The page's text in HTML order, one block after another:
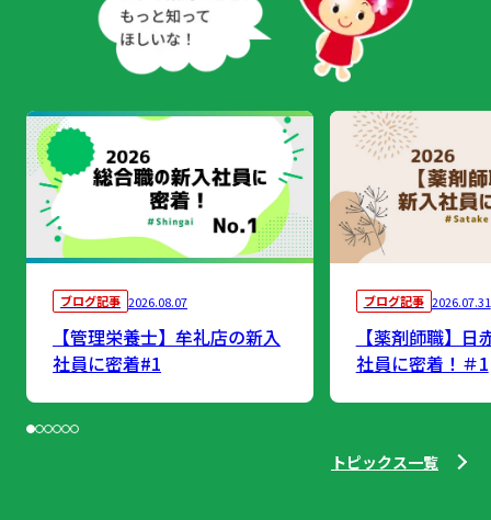
ブログ記事 2026.08.07
【管理栄養士】牟礼店の新入
社員に密着#1
ブログ記事 2026.07.31
【薬剤師職】日
社員に密着！＃1
トピックス一覧